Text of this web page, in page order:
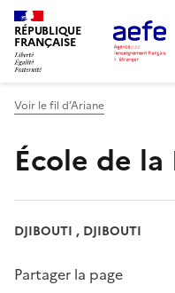
Aller
au
contenu
principal
RÉPUBLIQUE
FRANÇAISE
Voir le fil d’Ariane
École de
DJIBOUTI , DJIBOUTI
Partager la page